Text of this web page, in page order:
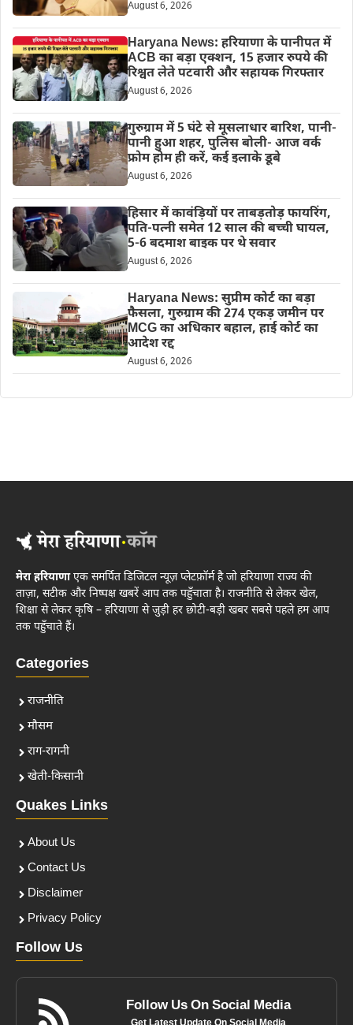
August 6, 2026
Haryana News: हरियाणा के पानीपत में
ACB का बड़ा एक्शन, 15 हजार रुपये की
रिश्वत लेते पटवारी और सहायक गिरफ्तार
August 6, 2026
गुरुग्राम में 5 घंटे से मूसलाधार बारिश, पानी-
पानी हुआ शहर, पुलिस बोली- आज वर्क
फ्रोम होम ही करें, कई इलाके डूबे
August 6, 2026
हिसार में कावंड़ियों पर ताबड़तोड़ फायरिंग,
पति-पत्नी समेत 12 साल की बच्ची घायल,
5-6 बदमाश बाइक पर थे सवार
August 6, 2026
Haryana News: सुप्रीम कोर्ट का बड़ा
फैसला, गुरुग्राम की 274 एकड़ जमीन पर
MCG का अधिकार बहाल, हाई कोर्ट का
आदेश रद्द
August 6, 2026
मेरा हरियाणाएक समर्पित डिजिटल न्यूज़ प्लेटफ़ॉर्म है जो हरियाणा राज्य की
ताज़ा, सटीक और निष्पक्ष खबरें आप तक पहुँचाता है। राजनीति से लेकर खेल,
शिक्षा से लेकर कृषि – हरियाणा से जुड़ी हर छोटी-बड़ी खबर सबसे पहले हम आप
तक पहुँचाते हैं।
Categories
राजनीति
मौसम
राग-रागनी
खेती-किसानी
Quakes Links
About Us
Contact Us
Disclaimer
Privacy Policy
Follow Us
Follow Us On Social Media